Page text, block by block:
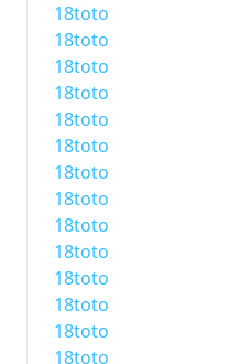
18toto
18toto
18toto
18toto
18toto
18toto
18toto
18toto
18toto
18toto
18toto
18toto
18toto
18toto